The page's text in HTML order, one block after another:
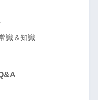
識＆知識